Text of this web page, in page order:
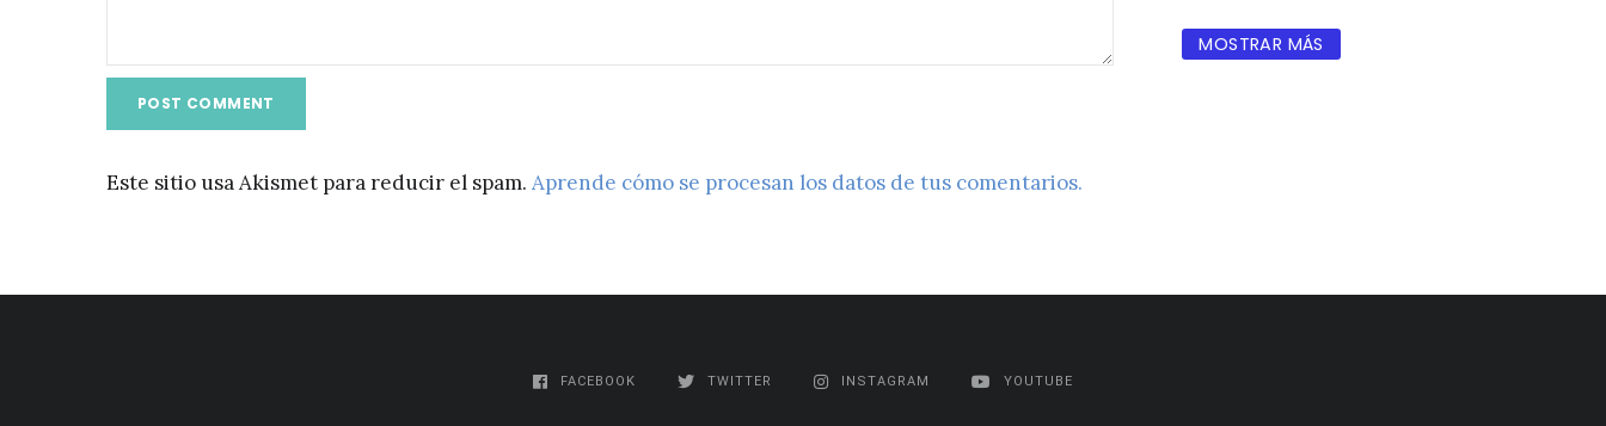
Este sitio usa Akismet para reducir el spam. Aprende cómo se procesan los datos de tus comentarios.
MOSTRAR MÁS
FACEBOOK TWITTER INSTAGRAM YOUTUBE